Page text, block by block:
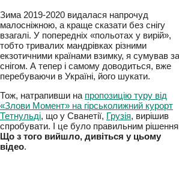
Зима 2019-2020 видалася напрочуд
малосніжною, а краще сказати без снігу
взагалі. У попередніх «польотах у вирій»,
тобто тривалих мандрівках різними
екзотичними країнами взимку, я сумував за
перебуваючи в Україні, його шукати.
Тож, натрапивши напропозицію туру від
«Злови Момент» на гірськолижний курорт
Тетнульді, що у Сванетії,Грузія, вирішив
спробувати. І це було правильним рішенням.